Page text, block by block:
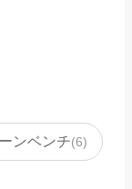
ンベンチ(6)